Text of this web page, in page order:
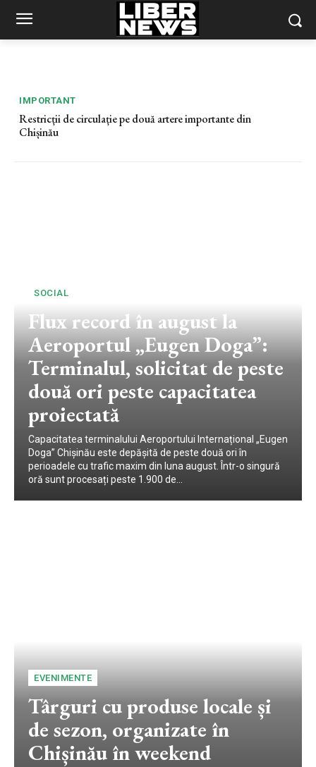
IMPORTANT
Restricții de circulație pe două artere importante din
Chișinău
SOCIAL
Flux record în august la
Aeroportul „Eugen Doga”:
Terminalul, solicitat de peste
două ori peste capacitatea
proiectată
Capacitatea terminalului Aeroportului Internațional „Eugen
Doga” Chișinău este depășită de peste două ori în
perioadele cu trafic maxim din luna august. Într-o singură
oră sunt procesați peste 1.900 de...
EVENIMENTE
Târguri cu produse locale și
de sezon, organizate în
Chișinău în weekend